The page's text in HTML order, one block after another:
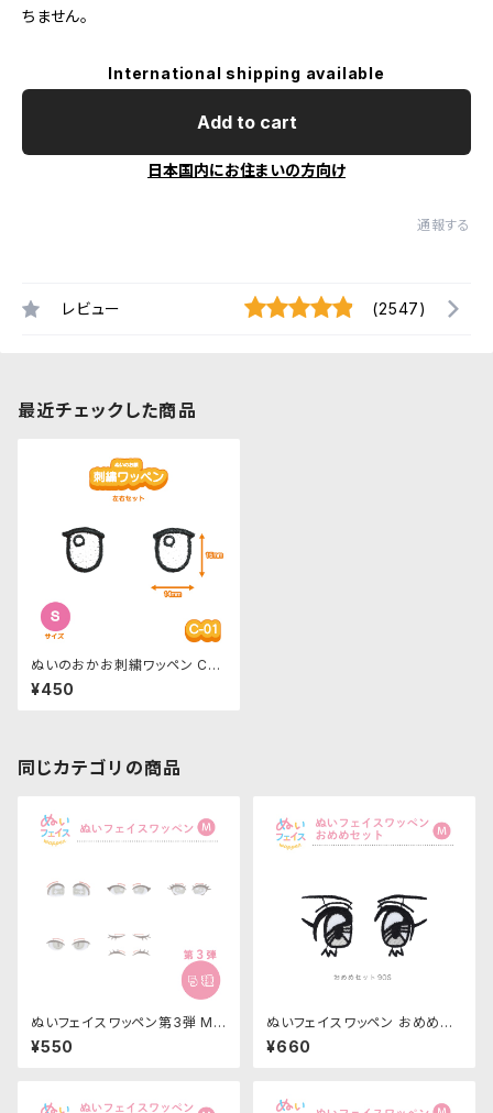
ちません。
International shipping available
Add to cart
日本国内にお住まいの方向け
通報する
レビュー (2547)
最近チェックした商品
ぬいのおかお刺繍ワッペン C-0
1-Sサイズ 目・左右セット
¥450
同じカテゴリの商品
ぬいフェイスワッペン第3弾 Mサ
イズ 各種｜清原株式会社
¥550
ぬいフェイスワッペン おめめセ
ット Mサイズ「90S」NUIW-56
｜清原株式会社
¥660